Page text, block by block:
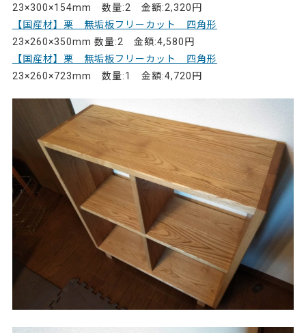
23×300×154mm 数量:2 金額:2,320円
【国産材】栗 無垢板フリーカット 四角形
23×260×350mm 数量:2 金額:4,580円
【国産材】栗 無垢板フリーカット 四角形
23×260×723mm 数量:1 金額:4,720円